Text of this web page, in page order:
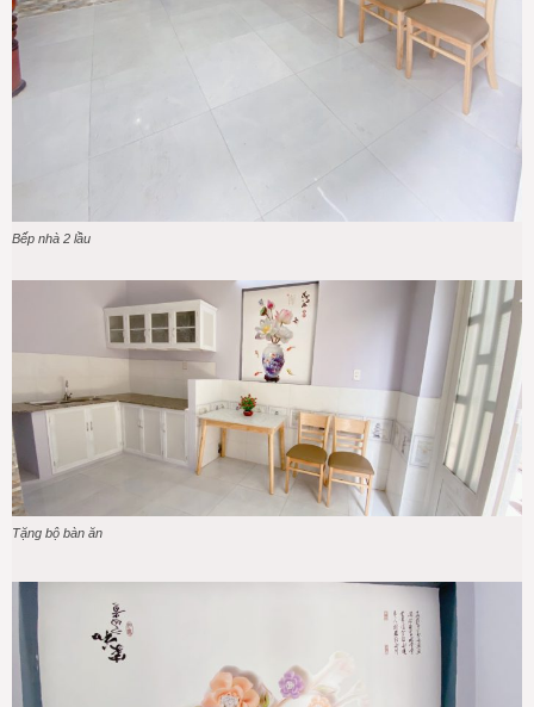
Bếp nhà 2 lầu
Tặng bộ bàn ăn